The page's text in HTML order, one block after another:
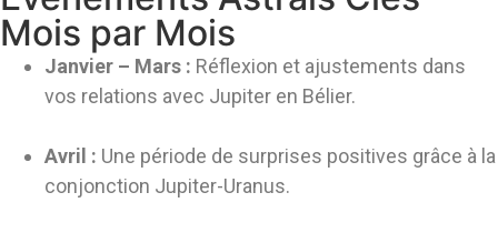
Mois par Mois
Janvier – Mars : Réflexion et ajustements dans
vos relations avec Jupiter en Bélier.
Avril : Une période de surprises positives grâce à la
conjonction Jupiter-Uranus.